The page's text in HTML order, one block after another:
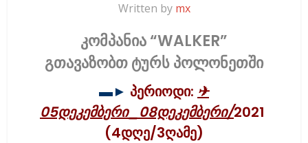
Written by mx
კომპანია “WALKER”
გთავაზობთ ტურს პოლონეთში
▬► პერიოდი: ✈
05დეკემბერი_08დეკემბერი/2021
(4დღე/3ღამე)